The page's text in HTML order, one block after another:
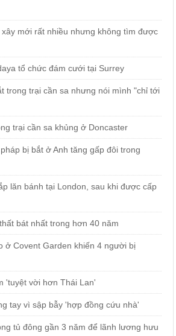
xây mới rất nhiều nhưng không tìm được
tổ chức đám cưới tại Surrey
trong trại cần sa nhưng nói mình "chỉ tới
trại cần sa khủng ở Doncaster
bị bắt ở Anh tăng gấp đôi trong
lăn bánh tại London, sau khi được cấp
bát nhất trong hơn 40 năm
ở Covent Garden khiến 4 người bị
'tuyệt vời hơn Thái Lan'
tay vì sập bẫy 'hợp đồng cứu nhà'
tủ đông gần 3 năm để lãnh lương hưu